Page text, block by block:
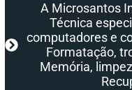
A Microsantos
Técnica
computadores e
Formatação,
Memória,